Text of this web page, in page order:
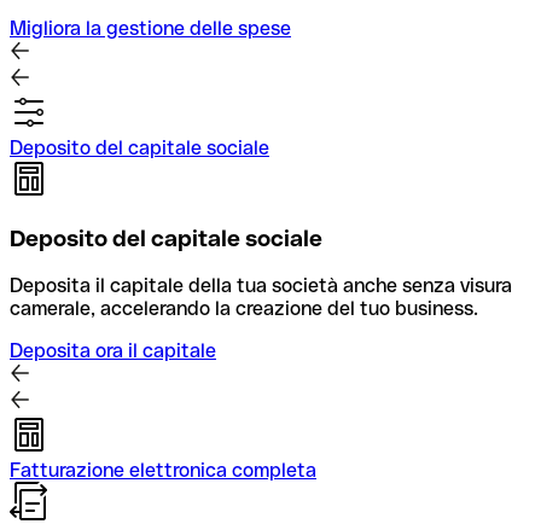
Migliora la gestione delle spese
Deposito del capitale sociale
Deposito del capitale sociale
Deposita il capitale della tua società anche senza visura
camerale, accelerando la creazione del tuo business.
Deposita ora il capitale
Fatturazione elettronica completa